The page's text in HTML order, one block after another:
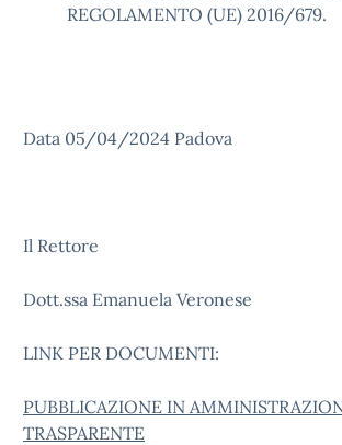
REGOLAMENTO (UE) 2016/679.
Data 05/04/2024 Padova
Il Rettore
Dott.ssa Emanuela Veronese
LINK PER DOCUMENTI:
PUBBLICAZIONE IN
TRASPARENTE